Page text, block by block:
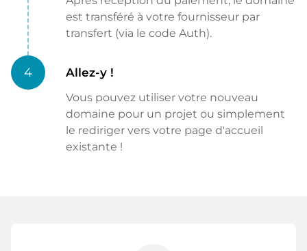
est transféré à votre fournisseur par
transfert (via le code Auth).
4 Allez-y !
Vous pouvez utiliser votre nouveau
domaine pour un projet ou simplement
le rediriger vers votre page d'accueil
existante !